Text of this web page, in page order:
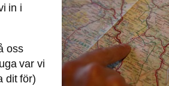
in i
oss
var vi
dit för)